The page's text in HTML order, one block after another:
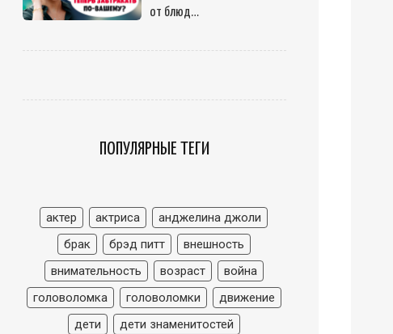
от блюд…
ПОПУЛЯРНЫЕ ТЕГИ
актер актриса
анджелина джоли
брак
брэд питт
внешность
внимательность
возраст
война
головоломка
головоломки
движение
дети
дети знаменитостей